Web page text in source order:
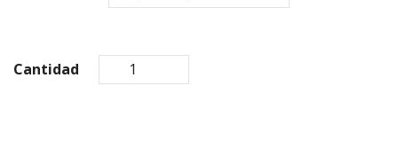
Cantidad